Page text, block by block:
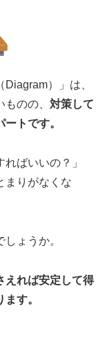
）」は、
のの、 対策して
トです。
ばいいの？」
まりがなくな
ょうか。
えれば安定して得
す。